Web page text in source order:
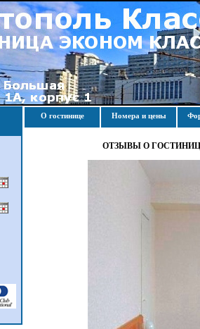
О гостинице Номера и цены
ОТЗЫВЫ О